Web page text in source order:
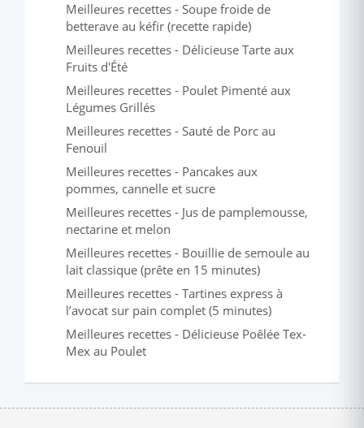
Meilleures recettes - Soupe froide de
betterave au kéfir (recette rapide)
Meilleures recettes - Délicieuse Tarte aux
Fruits d'Été
Meilleures recettes - Poulet Pimenté aux
Légumes Grillés
Meilleures recettes - Sauté de Porc au
Fenouil
Meilleures recettes - Pancakes aux
pommes, cannelle et sucre
Meilleures recettes - Jus de pamplemousse,
nectarine et melon
Meilleures recettes - Bouillie de semoule au
lait classique (prête en 15 minutes)
Meilleures recettes - Tartines express à
l’avocat sur pain complet (5 minutes)
Meilleures recettes - Délicieuse Poêlée Tex-
Mex au Poulet